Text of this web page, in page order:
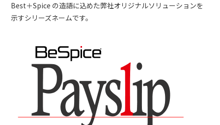
Best＋Spice の造語に込めた弊社オリジナルソリューションを
示すシリーズネームです。